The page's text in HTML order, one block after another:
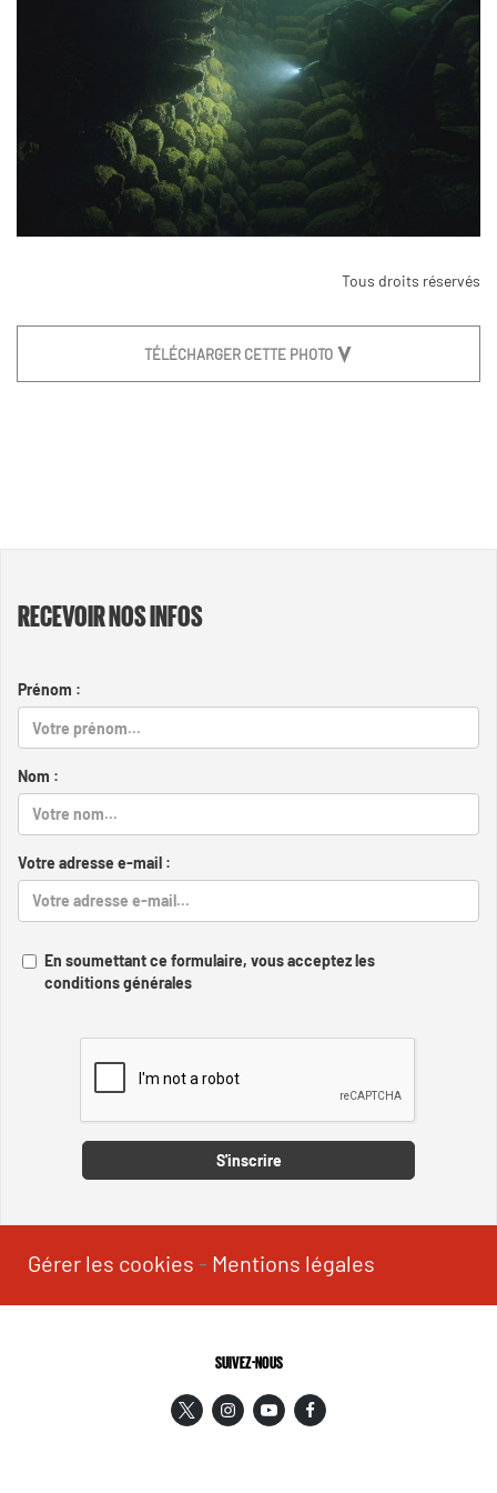
Tous droits réservés
TÉLÉCHARGER CETTE PHOTO
RECEVOIR NOS INFOS
Prénom :
Nom :
Votre adresse e-mail :
En soumettant ce formulaire, vous acceptez les
conditions générales
S'inscrire
Gérer les cookies - Mentions légales
SUIVEZ-NOUS